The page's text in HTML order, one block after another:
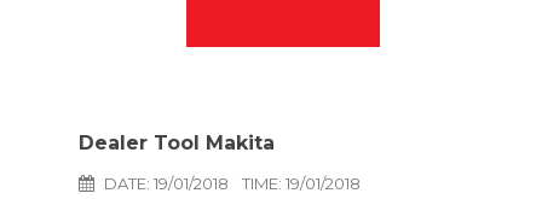
Dealer Tool Makita
DATE: 19/01/2018 TIME: 19/01/2018